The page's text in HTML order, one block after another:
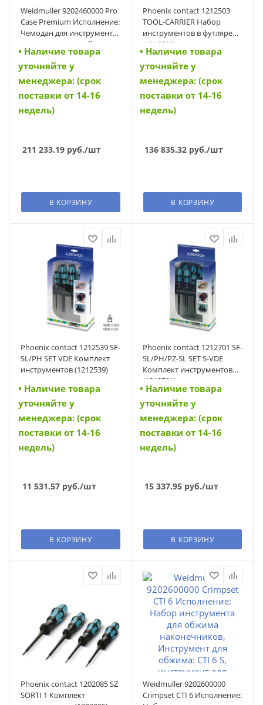
Weidmuller 9202460000 Pro
Case Premium Исполнение:
Чемодан для инструмента,
укомплектованный
(9202460000)
• Наличие товара
уточняйте у
менеджера: (срок
поставки от 14-16
недель)
211 233.19 руб./шт
В КОРЗИНУ
Phoenix contact 1212503
TOOL-CARRIER Набор
инструментов в футляре
(1212503)
• Наличие товара
уточняйте у
менеджера: (срок
поставки от 14-16
недель)
136 835.32руб./шт
В КОРЗИНУ
Phoenix contact 1212539 SF-
SL/PH SET VDE Комплект
инструментов (1212539)
• Наличие товара
уточняйте у
менеджера: (срок
поставки от 14-16
недель)
11 531.57 руб./шт
В КОРЗИНУ
Phoenix contact 1212701 SF-
SL/PH/PZ-SL SET S-VDE
Комплект инструментов
(1212701)
• Наличие товара
уточняйте у
менеджера: (срок
поставки от 14-16
недель)
15 337.95руб./шт
В КОРЗИНУ
Phoenix contact 1202085 SZ
SORTI 1 Комплект
Weidmuller 9202600000
Crimpset CTI 6 Исполнение: